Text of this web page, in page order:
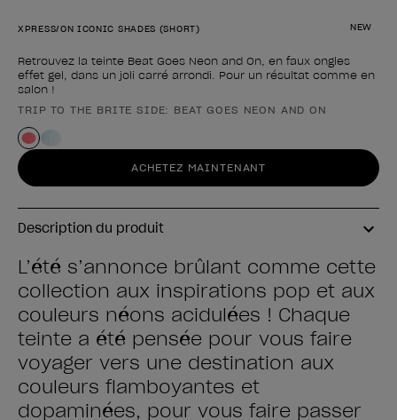
NEW
XPRESS/ON ICONIC SHADES (SHORT)
Retrouvez la teinte Beat Goes Neon and On, en faux ongles
effet gel, dans un joli carré arrondi. Pour un résultat comme en
salon !
Forme du produit
TRIP TO THE BRITE SIDE: BEAT GOES NEON AND ON
ACHETEZ MAINTENANT
Description du produit
L’été s’annonce brûlant comme cette
collection aux inspirations pop et aux
couleurs néons acidulées ! Chaque
teinte a été pensée pour vous faire
voyager vers une destination aux
couleurs flamboyantes et
dopaminées, pour vous faire passer